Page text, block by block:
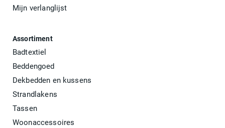
Mijn verlanglijst
Assortiment
Badtextiel
Beddengoed
Dekbedden en kussens
Strandlakens
Tassen
Woonaccessoires